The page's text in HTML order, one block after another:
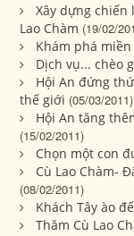
Xây dựng
Lao Chàm (19/02/
Khám phá
Dịch vụ... chèo
Hội An đứng
thế giới (05/03/2011)
Hội An tăng
(15/02/2011)
Chọn một con
Cù Lao Chàm-
(08/02/2011)
Khách Tây ào
Thăm Cù Lao